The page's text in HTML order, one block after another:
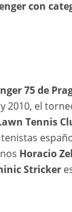
con
75 de
2010, el
Tennis
Horacio
Stricker